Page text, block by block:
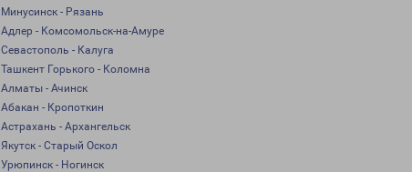
Минусинск - Рязань
Адлер - Комсомольск-на-Амуре
Севастополь - Калуга
Ташкент Горького - Коломна
Алматы - Ачинск
Абакан - Кропоткин
Астрахань - Архангельск
Якутск - Старый Оскол
Урюпинск - Ногинск